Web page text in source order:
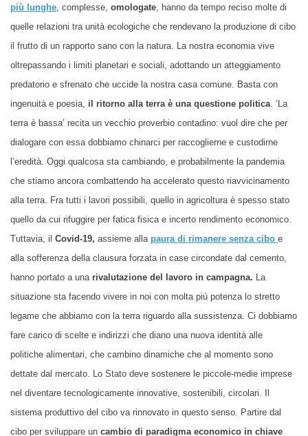
più lunghe , complesse, omologate , hanno da tempo reciso molte di
quelle relazioni tra unità ecologiche che rendevano la produzione di cibo
il frutto di un rapporto sano con la natura. La nostra economia vive
oltrepassando i limiti planetari e sociali, adottando un atteggiamento
predatorio e sfrenato che uccide la nostra casa comune. Basta con
ingenuità e poesia, il ritorno alla terra è una questione politica . ‘La
terra è bassa’ recita un vecchio proverbio contadino: vuol dire che per
dialogare con essa dobbiamo chinarci per raccoglierne e custodirne
l’eredità. Oggi qualcosa sta cambiando, e probabilmente la pandemia
che stiamo ancora combattendo ha accelerato questo riavvicinamento
alla terra. Fra tutti i lavori possibili, quello in agricoltura è spesso stato
quello da cui rifuggire per fatica fisica e incerto rendimento economico.
Tuttavia, il Covid-19, assieme alla paura di rimanere senza cibo e
alla sofferenza della clausura forzata in case circondate dal cemento,
hanno portato a una rivalutazione del lavoro in campagna. La
situazione sta facendo vivere in noi con molta più potenza lo stretto
legame che abbiamo con la terra riguardo alla sussistenza. Ci dobbiamo
fare carico di scelte e indirizzi che diano una nuova identità alle
politiche alimentari, che cambino dinamiche che al momento sono
dettate dal mercato. Lo Stato deve sostenere le piccole-medie imprese
nel diventare tecnologicamente innovative, sostenibili, circolari. Il
sistema produttivo del cibo va rinnovato in questo senso. Partire dal
cibo per sviluppare un cambio di paradigma economico in chiave